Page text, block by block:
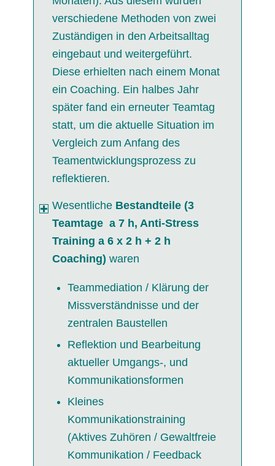
verschiedene Methoden von zwei
Zuständigen in den Arbeitsalltag
eingebaut und weitergeführt.
Diese erhielten nach einem Monat
ein Coaching. Ein halbes Jahr
später fand ein erneuter Teamtag
statt, um die aktuelle Situation im
Vergleich zum Anfang des
Teamentwicklungsprozess zu
reflektieren.
Wesentliche Bestandteile (3
Teamtage a 7 h, Anti-Stress
Training a 6 x 2 h + 2 h
Coaching) waren
Teammediation / Klärung der
Missverständnisse und der
zentralen Baustellen
Reflektion und Bearbeitung
aktueller Umgangs-, und
Kommunikationsformen
Kleines
Kommunikationstraining
(Aktives Zuhören / Gewaltfreie
Kommunikation / Feedback